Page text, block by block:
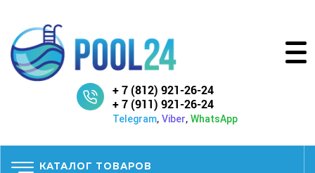
+ 7 (812) 921-26-24
+ 7 (911) 921-26-24
Telegram, Viber, WhatsApp
КАТАЛОГ ТОВАРОВ